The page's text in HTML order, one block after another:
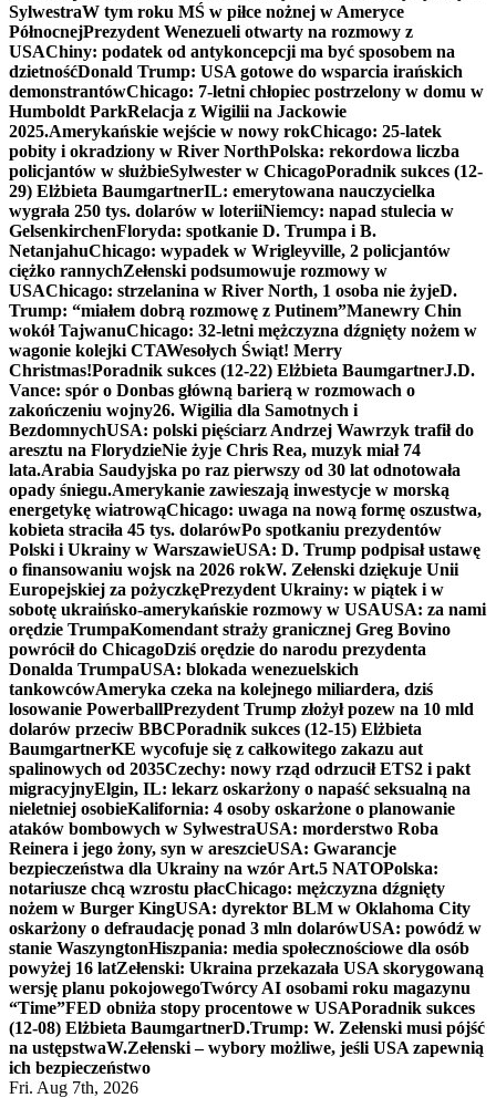
SylwestraW tym roku MŚ w piłce nożnej w Ameryce
PółnocnejPrezydent Wenezueli otwarty na rozmowy z
USAChiny: podatek od antykoncepcji ma być sposobem na
dzietnośćDonald Trump: USA gotowe do wsparcia irańskich
demonstrantówChicago: 7-letni chłopiec postrzelony w domu w
Humboldt ParkRelacja z Wigilii na Jackowie
2025.Amerykańskie wejście w nowy rokChicago: 25-latek
pobity i okradziony w River NorthPolska: rekordowa liczba
policjantów w służbieSylwester w ChicagoPoradnik sukces (12-
29) Elżbieta BaumgartnerIL: emerytowana nauczycielka
wygrała 250 tys. dolarów w loteriiNiemcy: napad stulecia w
GelsenkirchenFloryda: spotkanie D. Trumpa i B.
NetanjahuChicago: wypadek w Wrigleyville, 2 policjantów
ciężko rannychZełenski podsumowuje rozmowy w
USAChicago: strzelanina w River North, 1 osoba nie żyjeD.
Trump: “miałem dobrą rozmowę z Putinem”Manewry Chin
wokół TajwanuChicago: 32-letni mężczyzna dźgnięty nożem w
wagonie kolejki CTAWesołych Świąt! Merry
Christmas!Poradnik sukces (12-22) Elżbieta BaumgartnerJ.D.
Vance: spór o Donbas główną barierą w rozmowach o
zakończeniu wojny26. Wigilia dla Samotnych i
BezdomnychUSA: polski pięściarz Andrzej Wawrzyk trafił do
aresztu na FlorydzieNie żyje Chris Rea, muzyk miał 74
lata.Arabia Saudyjska po raz pierwszy od 30 lat odnotowała
opady śniegu.Amerykanie zawieszają inwestycje w morską
energetykę wiatrowąChicago: uwaga na nową formę oszustwa,
kobieta straciła 45 tys. dolarówPo spotkaniu prezydentów
Polski i Ukrainy w WarszawieUSA: D. Trump podpisał ustawę
o finansowaniu wojsk na 2026 rokW. Zełenski dziękuje Unii
Europejskiej za pożyczkęPrezydent Ukrainy: w piątek i w
sobotę ukraińsko-amerykańskie rozmowy w USAUSA: za nami
orędzie TrumpaKomendant straży granicznej Greg Bovino
powrócił do ChicagoDziś orędzie do narodu prezydenta
Donalda TrumpaUSA: blokada wenezuelskich
tankowcówAmeryka czeka na kolejnego miliardera, dziś
losowanie PowerballPrezydent Trump złożył pozew na 10 mld
dolarów przeciw BBCPoradnik sukces (12-15) Elżbieta
BaumgartnerKE wycofuje się z całkowitego zakazu aut
spalinowych od 2035Czechy: nowy rząd odrzucił ETS2 i pakt
migracyjnyElgin, IL: lekarz oskarżony o napaść seksualną na
nieletniej osobieKalifornia: 4 osoby oskarżone o planowanie
ataków bombowych w SylwestraUSA: morderstwo Roba
Reinera i jego żony, syn w areszcieUSA: Gwarancje
bezpieczeństwa dla Ukrainy na wzór Art.5 NATOPolska:
notariusze chcą wzrostu płacChicago: mężczyzna dźgnięty
nożem w Burger KingUSA: dyrektor BLM w Oklahoma City
oskarżony o defraudację ponad 3 mln dolarówUSA: powódź w
stanie WaszyngtonHiszpania: media społecznościowe dla osób
powyżej 16 latZełenski: Ukraina przekazała USA skorygowaną
wersję planu pokojowegoTwórcy AI osobami roku magazynu
“Time”FED obniża stopy procentowe w USAPoradnik sukces
(12-08) Elżbieta BaumgartnerD.Trump: W. Zełenski musi pójść
na ustępstwaW.Zełenski – wybory możliwe, jeśli USA zapewnią
ich bezpieczeństwo
Fri. Aug 7th, 2026